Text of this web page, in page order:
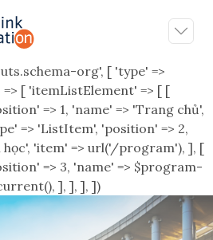
org', [ 'type' =>
[ 'itemListElement' => [ [
=> 1, 'name' => 'Trang chủ',
=> 'ListItem', 'position' => 2,
học', 'item' => url('/program'), ], [
=> 3, 'name' => $program-
], ], ], ])